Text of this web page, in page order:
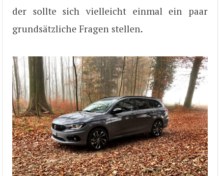
der sollte sich vielleicht einmal ein paar
grundsätzliche Fragen stellen.